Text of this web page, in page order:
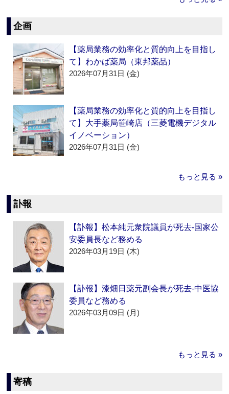
企画
【薬局業務の効率化と質的向上を目指し
て】わかば薬局（東邦薬品）
2026年07月31日 (金)
【薬局業務の効率化と質的向上を目指し
て】大手薬局笹崎店（三菱電機デジタル
イノベーション）
2026年07月31日 (金)
もっと見る »
訃報
【訃報】松本純元衆院議員が死去‐国家公
安委員長など務める
2026年03月19日 (木)
【訃報】漆畑日薬元副会長が死去‐中医協
委員など務める
2026年03月09日 (月)
もっと見る »
寄稿